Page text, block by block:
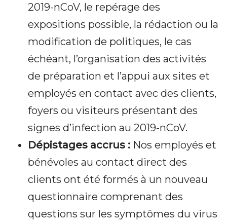
2019-nCoV, le repérage des
expositions possible, la rédaction ou la
modification de politiques, le cas
échéant, l’organisation des activités
de préparation et l’appui aux sites et
employés en contact avec des clients,
foyers ou visiteurs présentant des
signes d’infection au 2019-nCoV.
Dépistages accrus : Nos employés et
bénévoles au contact direct des
clients ont été formés à un nouveau
questionnaire comprenant des
questions sur les symptômes du virus